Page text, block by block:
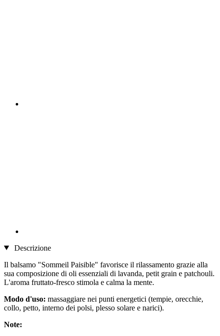
Descrizione
Il balsamo "Sommeil Paisible" favorisce il rilassamento grazie alla
sua composizione di oli essenziali di lavanda, petit grain e patchouli.
L'aroma fruttato-fresco stimola e calma la mente.
Modo d'uso: massaggiare nei punti energetici (tempie, orecchie,
collo, petto, interno dei polsi, plesso solare e narici).
Note: